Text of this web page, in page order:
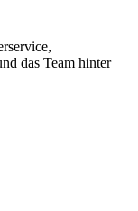
das Team hinter